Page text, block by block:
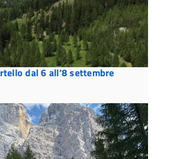
dal 6 all’8 settembre